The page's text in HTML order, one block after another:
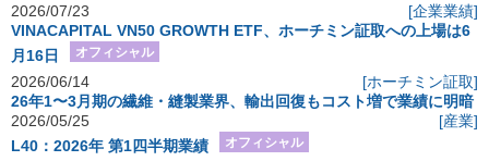
2026/07/23
[企業業績]
VINACAPITAL VN50 GROWTH ETF、ホーチミン証取への上場は6
月16日
オフィシャル
2026/06/14
[ホーチミン証取]
26年1〜3月期の繊維・縫製業界、輸出回復もコスト増で業績に明暗
2026/05/25
[産業]
L40：2026年 第1四半期業績
オフィシャル